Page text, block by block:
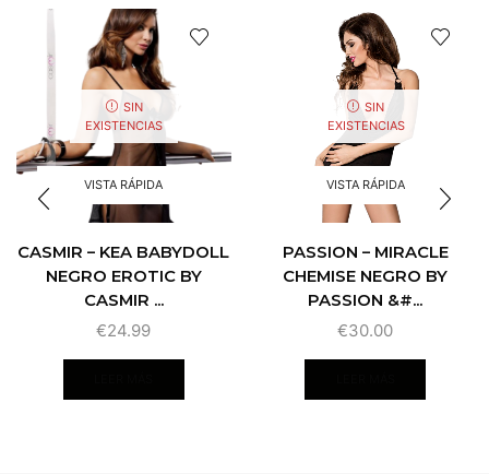
SIN
EXISTENCIAS
VISTA RÁPIDA
CASMIR – KEA BABYDOLL
NEGRO EROTIC BY
CASMIR ...
€24.99
SIN
EXISTENCIAS
VISTA RÁPIDA
PASSION – MIRACLE
CHEMISE NEGRO BY
PASSION &#...
€30.00